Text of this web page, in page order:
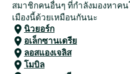
สมาชิกคนอื่นๆ ที่กำลังมองหาคน
เมืองนี้ด้วยเหมือนกันนะ
นิวยอร์ก
อเล็กซานเดรีย
ลอสแองเจลิส
โมบิล